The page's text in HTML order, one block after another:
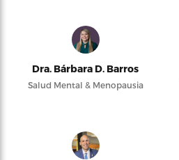
Dra. Bárbara D. Barros
Salud Mental & Menopausia